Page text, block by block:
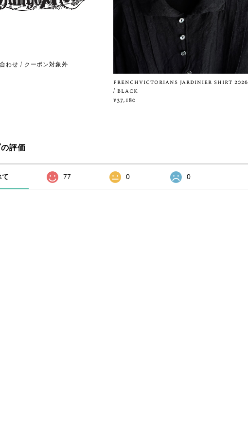
わせ / クーポン対象外
frenchvictorians jardinier shirt 2026
/ black
¥37,180
評価
て 77 0 0